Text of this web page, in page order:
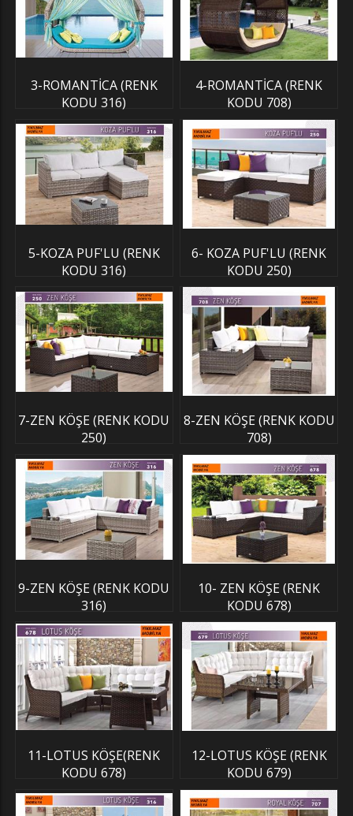
3-ROMANTİCA (RENK
KODU 316)
4-ROMANTİCA (RENK
KODU 708)
5-KOZA PUF'LU (RENK
KODU 316)
6- KOZA PUF'LU (RENK
KODU 250)
7-ZEN KÖŞE (RENK KODU
250)
8-ZEN KÖŞE (RENK KODU
708)
9-ZEN KÖŞE (RENK KODU
316)
10- ZEN KÖŞE (RENK
KODU 678)
11-LOTUS KÖŞE(RENK
KODU 678)
12-LOTUS KÖŞE (RENK
KODU 679)